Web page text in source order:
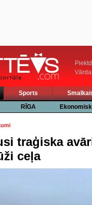
Sports
RĪGA
traģiska
ceļa